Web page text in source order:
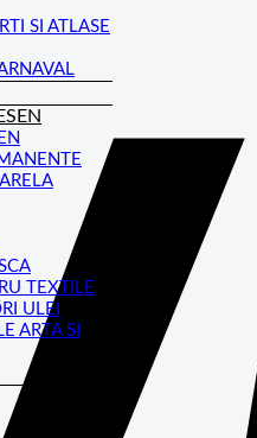
SI ATLASE
TEXTILE
ULEI
ARTA SI